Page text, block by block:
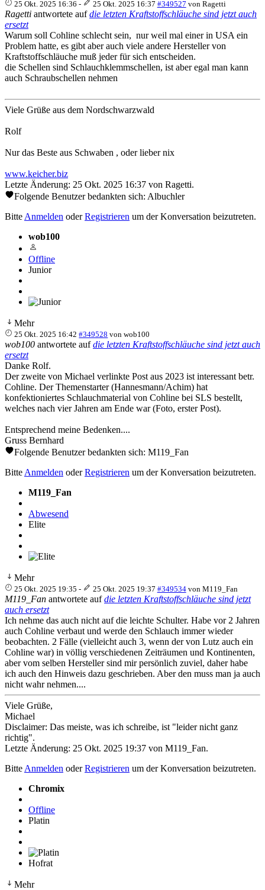
25 Okt. 2025 16:36 - 25 Okt. 2025 16:37 #349527 von Ragetti
Ragetti antwortete aufdie letzten Kraftstoffschläuche sind jetzt auch
ersetzt
Warum soll Cohline schlecht sein, nur weil mal einer in USA ein
Problem hatte, es gibt aber auch viele andere Hersteller von
Kraftstoffschläuche muß jeder für sich entscheiden.
die Schellen sind Schlauchklemmschellen, ist aber egal man kann
auch Schraubschellen nehmen
Viele Grüße aus dem Nordschwarzwald
Rolf
Nur das Beste aus Schwaben , oder lieber nix
www.keicher.biz
Letzte Änderung: 25 Okt. 2025 16:37 von Ragetti.
Folgende Benutzer bedankten sich: Albuchler
Bitte Anmelden oderRegistrieren um der Konversation beizutreten.
wob100
Offline
Junior
Mehr
25 Okt. 2025 16:42 #349528 vonwob100
wob100 antwortete aufdie letzten Kraftstoffschläuche sind jetzt auch
ersetzt
Danke Rolf.
Der zweite von Michael verlinkte Post aus 2023 ist interessant betr.
Cohline. Der Themenstarter (Hannesmann/Achim) hat
konfektioniertes Schlauchmaterial von Cohline bei SLS bestellt,
welches nach vier Jahren am Ende war (Foto, erster Post).
Entsprechend meine Bedenken....
Gruss Bernhard
Folgende Benutzer bedankten sich: M119_Fan
Bitte Anmelden oderRegistrieren um der Konversation beizutreten.
M119_Fan
Abwesend
Elite
Mehr
25 Okt. 2025 19:35 - 25 Okt. 2025 19:37 #349534 von M119_Fan
M119_Fan antwortete aufdie letzten Kraftstoffschläuche sind jetzt
auch ersetzt
Ich nehme das auch nicht auf die leichte Schulter. Habe vor 2 Jahren
auch Cohline verbaut und werde den Schlauch immer wieder
beobachten. 2 Fälle (vielleicht auch 3, wenn der von Lutz auch ein
Cohline war) in völlig verschiedenen Zeiträumen und Kontinenten,
aber vom selben Hersteller sind mir persönlich zuviel, daher habe
ich auch den Hinweis dazu geschrieben. Aber den muss man ja auch
nicht wahr nehmen....
Viele Grüße,
Michael
Disclaimer: Das meiste, was ich schreibe, ist "leider nicht ganz
richtig".
Letzte Änderung: 25 Okt. 2025 19:37 von M119_Fan.
Bitte Anmelden oderRegistrieren um der Konversation beizutreten.
Chromix
Offline
Platin
Hofrat
Mehr